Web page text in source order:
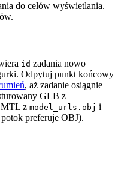
do celów wyświetlania.
id zadania nowo
Odpytuj punkt końcowy
, aż zadanie osiągnie
GLB z
MTL z model_urls.obj i
preferuje OBJ).